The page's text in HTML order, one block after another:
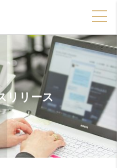
リリース